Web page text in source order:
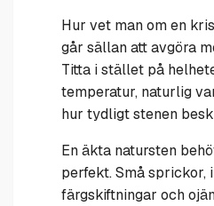
Hur vet man om en
går sällan att avgöra
Titta i stället på
temperatur, naturlig
hur tydligt stenen
En äkta natursten
perfekt. Små sprickor,
färgskiftningar och